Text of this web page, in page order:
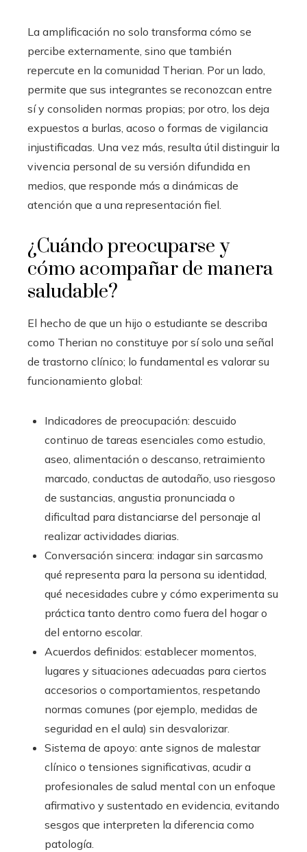
La amplificación no solo transforma cómo se
percibe externamente, sino que también
repercute en la comunidad Therian. Por un lado,
permite que sus integrantes se reconozcan entre
sí y consoliden normas propias; por otro, los deja
expuestos a burlas, acoso o formas de vigilancia
injustificadas. Una vez más, resulta útil distinguir la
vivencia personal de su versión difundida en
medios, que responde más a dinámicas de
atención que a una representación fiel.
¿Cuándo preocuparse y
cómo acompañar de manera
saludable?
El hecho de que un hijo o estudiante se describa
como Therian no constituye por sí solo una señal
de trastorno clínico; lo fundamental es valorar su
funcionamiento global:
Indicadores de preocupación: descuido
continuo de tareas esenciales como estudio,
aseo, alimentación o descanso, retraimiento
marcado, conductas de autodaño, uso riesgoso
de sustancias, angustia pronunciada o
dificultad para distanciarse del personaje al
realizar actividades diarias.
Conversación sincera: indagar sin sarcasmo
qué representa para la persona su identidad,
qué necesidades cubre y cómo experimenta su
práctica tanto dentro como fuera del hogar o
del entorno escolar.
Acuerdos definidos: establecer momentos,
lugares y situaciones adecuadas para ciertos
accesorios o comportamientos, respetando
normas comunes (por ejemplo, medidas de
seguridad en el aula) sin desvalorizar.
Sistema de apoyo: ante signos de malestar
clínico o tensiones significativas, acudir a
profesionales de salud mental con un enfoque
afirmativo y sustentado en evidencia, evitando
sesgos que interpreten la diferencia como
patología.